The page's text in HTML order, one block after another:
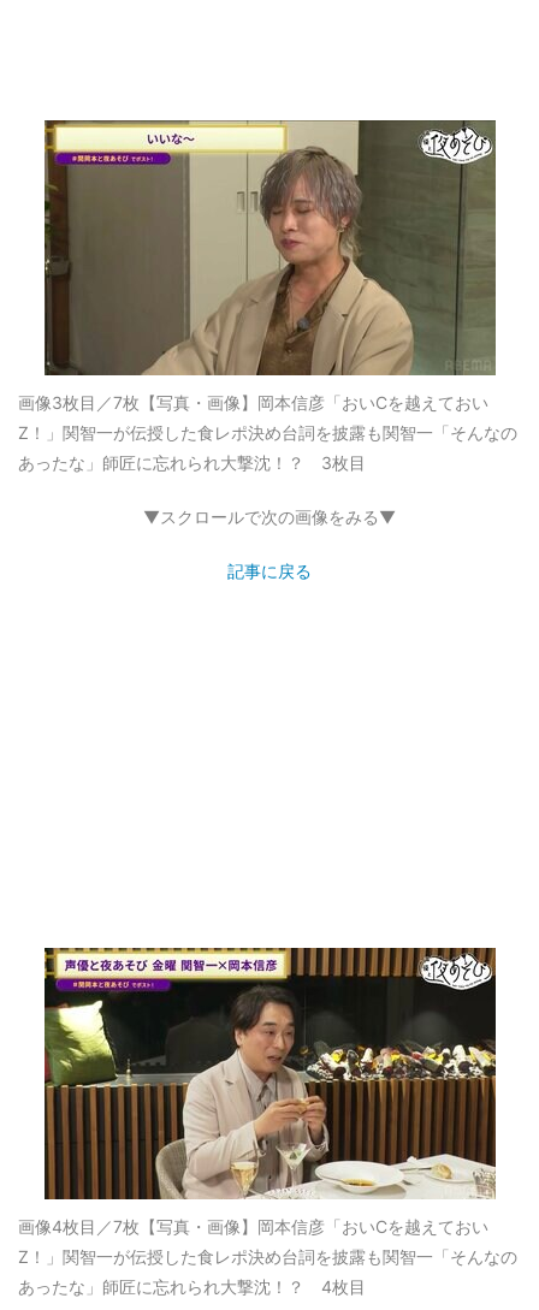
画像3枚目／7枚 【写真・画像】岡本信彦「おいCを越えておい
Z！」関智一が伝授した食レポ決め台詞を披露も関智一「そんなの
あったな」師匠に忘れられ大撃沈！？ 3枚目
▼スクロールで次の画像をみる▼
記事に戻る
画像4枚目／7枚 【写真・画像】岡本信彦「おいCを越えておい
Z！」関智一が伝授した食レポ決め台詞を披露も関智一「そんなの
あったな」師匠に忘れられ大撃沈！？ 4枚目